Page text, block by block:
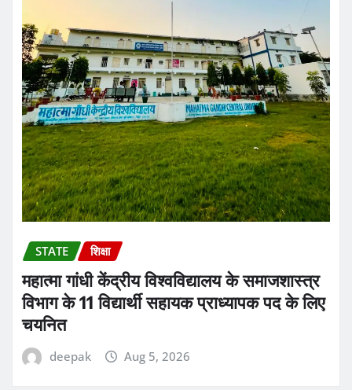
STATE शिक्षा
महात्मा गांधी केंद्रीय विश्वविद्यालय के समाजशास्त्र
विभाग के 11 विद्यार्थी सहायक प्राध्यापक पद के लिए
चयनित
deepak Aug 5, 2026